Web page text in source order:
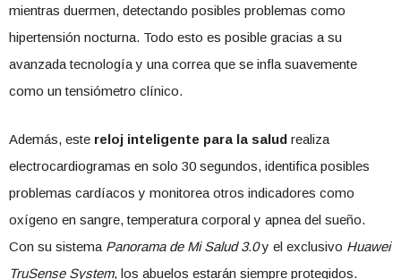
mientras duermen, detectando posibles problemas como
hipertensión nocturna. Todo esto es posible gracias a su
avanzada tecnología y una correa que se infla suavemente
como un tensiómetro clínico.
Además, este reloj inteligente para la salud realiza
electrocardiogramas en solo 30 segundos, identifica posibles
problemas cardíacos y monitorea otros indicadores como
oxígeno en sangre, temperatura corporal y apnea del sueño.
Con su sistema Panorama de Mi Salud 3.0y el exclusivo Huawei
TruSense System, los abuelos estarán siempre protegidos.